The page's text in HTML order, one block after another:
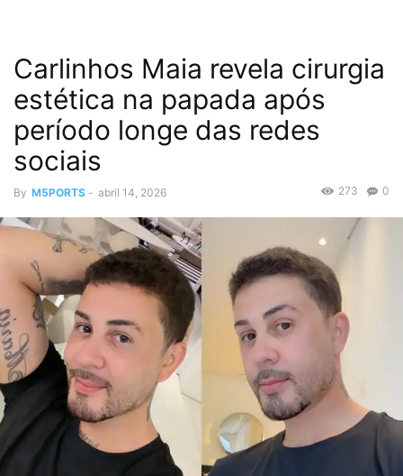
Carlinhos Maia revela cirurgia
estética na papada após
período longe das redes
sociais
By M5PORTS - abril 14, 2026 0
273